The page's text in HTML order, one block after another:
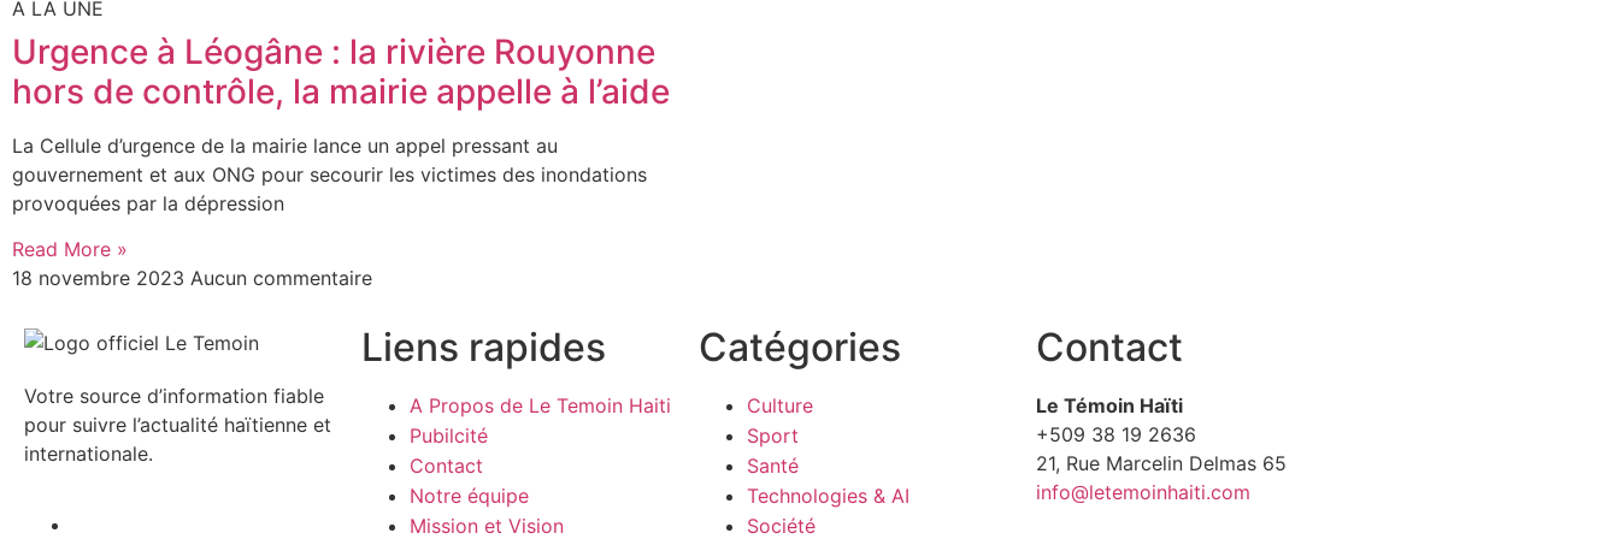
A LA UNE
Urgence à Léogâne : la rivière Rouyonne
hors de contrôle, la mairie appelle à l’aide
La Cellule d’urgence de la mairie lance un appel pressant au
gouvernement et aux ONG pour secourir les victimes des inondations
provoquées par la dépression
Read More »
18 novembre 2023 Aucun commentaire
Votre source d’information fiable
pour suivre l’actualité haïtienne et
internationale.
Liens rapides
A Propos de Le Temoin Haiti
Pubilcité
Contact
Notre équipe
Mission et Vision
Catégories
Culture
Sport
Santé
Technologies & AI
Société
Contact
Le Témoin Haïti
+509 38 19 2636
21, Rue Marcelin Delmas 65
info@letemoinhaiti.com